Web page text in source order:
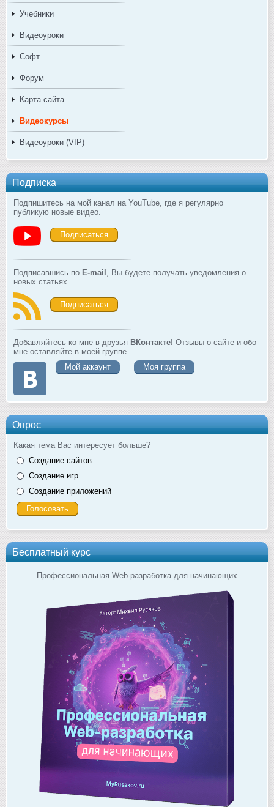
Учебники
Видеоуроки
Софт
Форум
Карта сайта
Видеокурсы
Видеоуроки (VIP)
Подписка
Подпишитесь на мой канал на YouTube, где я регулярно
публикую новые видео.
Подписаться
Подписавшись по E-mail , Вы будете получать уведомления о
новых статьях.
Подписаться
Добавляйтесь ко мне в друзья ВКонтакте! Отзывы о сайте и обо
мне оставляйте в моей группе.
Мой аккаунт
Моя группа
Опрос
Какая тема Вас интересует больше?
Создание сайтов
Создание игр
Создание приложений
Бесплатный курс
Профессиональная Web-разработка для начинающих